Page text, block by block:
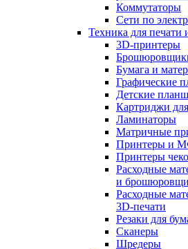
Коммутаторы
Сети по
Техника для печати
3D-принтеры
Бумага и
Графические
Детские
Картриджи
Ламинаторы
Матричные
Принтеры и
Принтеры
Расходные
и
Расходные
3D-печати
Резаки для
Сканеры
Шредеры